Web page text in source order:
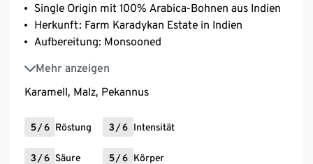
Single Origin mit 100% Arabica-Bohnen aus Indien
Herkunft: Farm Karadykan Estate in Indien
Aufbereitung: Monsooned
Mehr anzeigen
Varietät: Kents, S.795, Catimor, Selection 9
Karamell, Malz, Pekannus
5 /6 Röstung 3 /6 Intensität
3 /6 Säure 5 /6 Körper